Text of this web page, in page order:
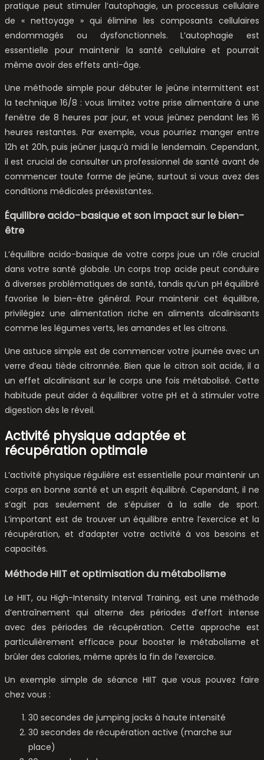
pratique peut stimuler l’autophagie, un processus cellulaire
de « nettoyage » qui élimine les composants cellulaires
endommagés ou dysfonctionnels. L’autophagie est
essentielle pour maintenir la santé cellulaire et pourrait
même avoir des effets anti-âge.
Une méthode simple pour débuter le jeûne intermittent est
la technique 16/8 : vous limitez votre prise alimentaire à une
fenêtre de 8 heures par jour, et vous jeûnez pendant les 16
heures restantes. Par exemple, vous pourriez manger entre
12h et 20h, puis jeûner jusqu’à midi le lendemain. Cependant,
il est crucial de consulter un professionnel de santé avant de
commencer toute forme de jeûne, surtout si vous avez des
conditions médicales préexistantes.
Équilibre acido-basique et son impact sur le bien-
être
L’équilibre acido-basique de votre corps joue un rôle crucial
dans votre santé globale. Un corps trop acide peut conduire
à diverses problématiques de santé, tandis qu’un pH équilibré
favorise le bien-être général. Pour maintenir cet équilibre,
privilégiez une alimentation riche en aliments alcalinisants
comme les légumes verts, les amandes et les citrons.
Une astuce simple est de commencer votre journée avec un
verre d’eau tiède citronnée. Bien que le citron soit acide, il a
un effet alcalinisant sur le corps une fois métabolisé. Cette
habitude peut aider à équilibrer votre pH et à stimuler votre
digestion dès le réveil.
Activité physique adaptée et
récupération optimale
L’activité physique régulière est essentielle pour maintenir un
corps en bonne santé et un esprit équilibré. Cependant, il ne
s’agit pas seulement de s’épuiser à la salle de sport.
L’important est de trouver un équilibre entre l’exercice et la
récupération, et d’adapter votre activité à vos besoins et
capacités.
Méthode HIIT et optimisation du métabolisme
Le HIIT, ou High-Intensity Interval Training, est une méthode
d’entraînement qui alterne des périodes d’effort intense
avec des périodes de récupération. Cette approche est
particulièrement efficace pour booster le métabolisme et
brûler des calories, même après la fin de l’exercice.
Un exemple simple de séance HIIT que vous pouvez faire
chez vous :
30 secondes de jumping jacks à haute intensité
30 secondes de récupération active (marche sur
place)